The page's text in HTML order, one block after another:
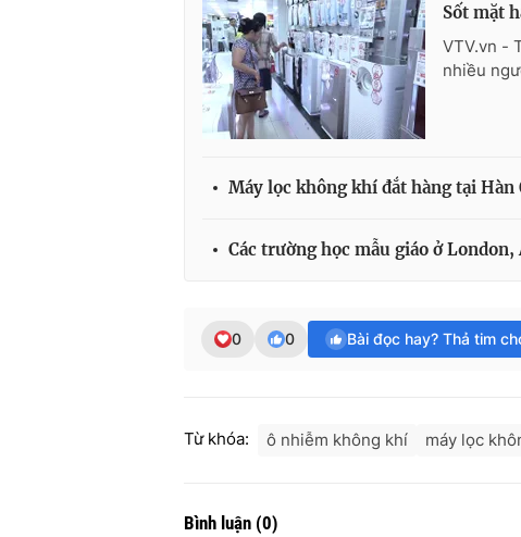
Sốt mặt
VTV.vn -
nhiều
Máy lọc không khí đắt hàng tại Hàn
Các trường học mẫu giáo ở
0 0 Bài đọc hay? Thả tim
Từ khóa: ô nhiễm không khí máy lọc
Bình luận (0)